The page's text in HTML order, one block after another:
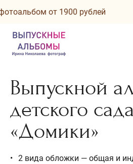
от 1900 рублей
Выпускной
детского сада
«Домики»
2 вида обложки — общая и